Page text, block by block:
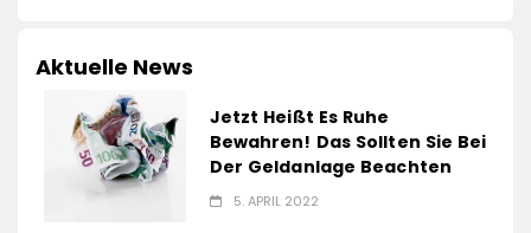
Aktuelle News
Jetzt Heißt Es Ruhe
Bewahren! Das Sollten Sie Bei
Der Geldanlage Beachten
5. APRIL 2022